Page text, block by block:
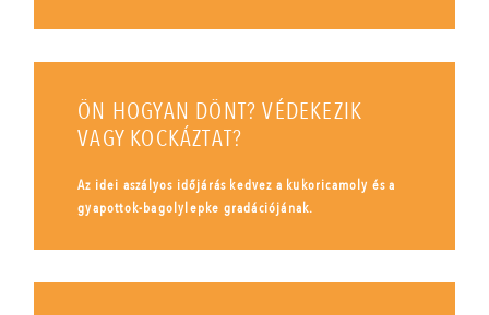
ÖN HOGYAN DÖNT? VÉDEKEZIK
VAGY KOCKÁZTAT?
Az idei aszályos időjárás kedvez a kukoricamoly és a
gyapottok-bagolylepke gradációjának.